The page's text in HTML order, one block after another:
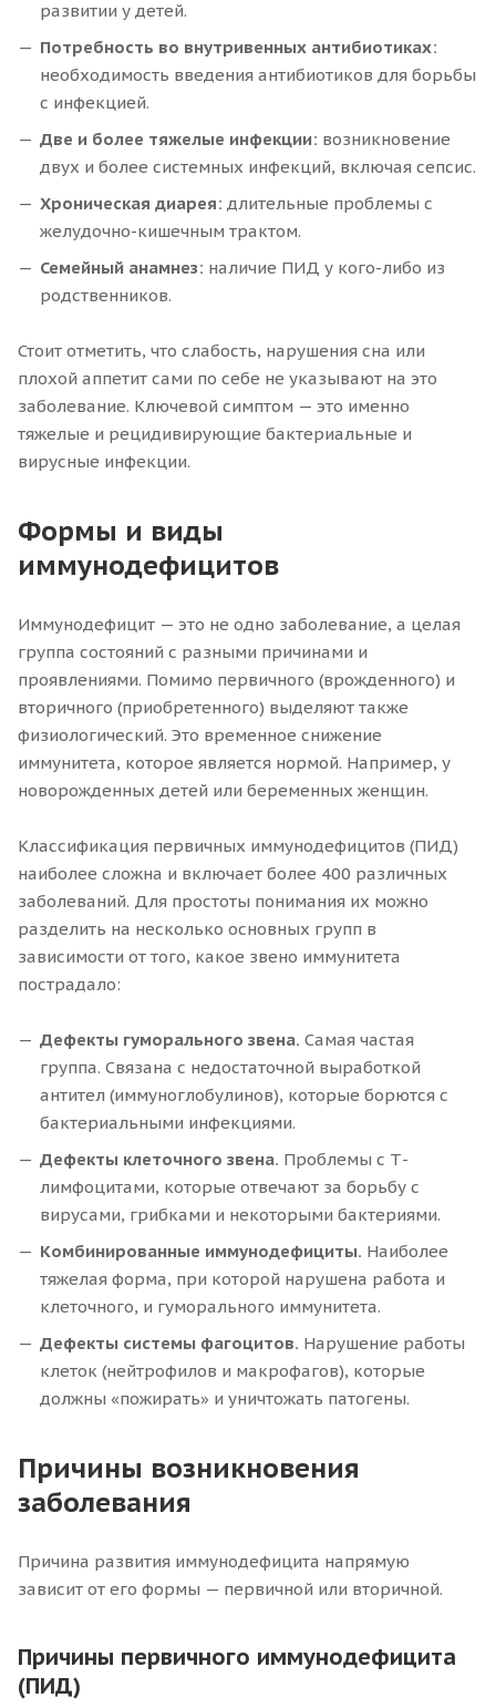
развитии у детей.
Потребность во внутривенных антибиотиках:
необходимость введения антибиотиков для борьбы
с инфекцией.
Две и более тяжелые инфекции: возникновение
двух и более системных инфекций, включая сепсис.
Хроническая диарея: длительные проблемы с
желудочно-кишечным трактом.
Семейный анамнез: наличие ПИД у кого-либо из
родственников.
Стоит отметить, что слабость, нарушения сна или
плохой аппетит сами по себе не указывают на это
заболевание. Ключевой симптом — это именно
тяжелые и рецидивирующие бактериальные и
вирусные инфекции.
Формы и виды
иммунодефицитов
Иммунодефицит — это не одно заболевание, а целая
группа состояний с разными причинами и
проявлениями. Помимо первичного (врожденного) и
вторичного (приобретенного) выделяют также
физиологический. Это временное снижение
иммунитета, которое является нормой. Например, у
новорожденных детей или беременных женщин.
Классификация первичных иммунодефицитов (ПИД)
наиболее сложна и включает более 400 различных
заболеваний. Для простоты понимания их можно
разделить на несколько основных групп в
зависимости от того, какое звено иммунитета
пострадало:
Дефекты гуморального звена. Самая частая
группа. Связана с недостаточной выработкой
антител (иммуноглобулинов), которые борются с
бактериальными инфекциями.
Дефекты клеточного звена. Проблемы с Т-
лимфоцитами, которые отвечают за борьбу с
вирусами, грибками и некоторыми бактериями.
Комбинированные иммунодефициты. Наиболее
тяжелая форма, при которой нарушена работа и
клеточного, и гуморального иммунитета.
Дефекты системы фагоцитов. Нарушение работы
клеток (нейтрофилов и макрофагов), которые
должны «пожирать» и уничтожать патогены.
Причины возникновения
заболевания
Причина развития иммунодефицита напрямую
зависит от его формы — первичной или вторичной.
Причины первичного иммунодефицита
(ПИД)